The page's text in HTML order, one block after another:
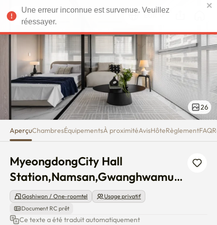
MyeongdongCity HallEUR
26
AperçuChambresÉquipementsÀ proximitéAvisHôteRèglementFAQ
MyeongdongCity Hall
Station,Namsan,Gwanghwamun,
Seoul Station
Goshiwon / One-roomtel
Usage privatif
Document RC prêt
Ce texte a été traduit automatiquement
Une erreur inconnue est survenue. Veuillez
réessayer.